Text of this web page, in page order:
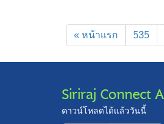
« หน้าแรก 535
Siriraj Connect
ดาวน์โหลดได้แล้ววันนี้